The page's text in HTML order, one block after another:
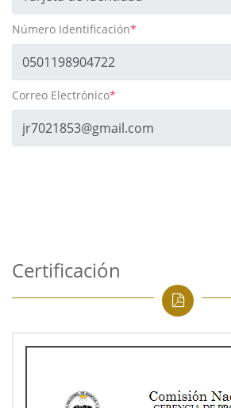
Número Identificación*
Correo Electrónico*
Certificación